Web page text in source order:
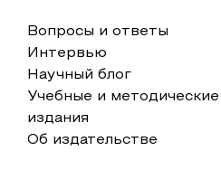
Вопросы и ответы
Интервью
Научный блог
Учебные и методические
издания
Об издательстве